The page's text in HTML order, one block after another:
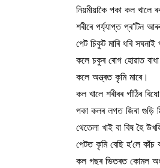
নিয়মীয়াকৈ পকা কল খালে
শৰীৰে পৰ্য্যাপ্ত প্ৰ’টিন
পেট চিকুট মাৰি ধৰি
কলে চকুৰ ৰোগ হোৱাত বাধা
কলে অন্ত্ৰত কৃমি মাৰে।
কল খালে শৰীৰৰ গাঁঠিৰ
পকা কলৰ লগত জিৰা গুড়ি
থেতেলা খাই বা বিষ হৈ
পেটত কৃমি বেছি হ’লে কাঁচ
কল গছৰ ভিতৰত কোমল